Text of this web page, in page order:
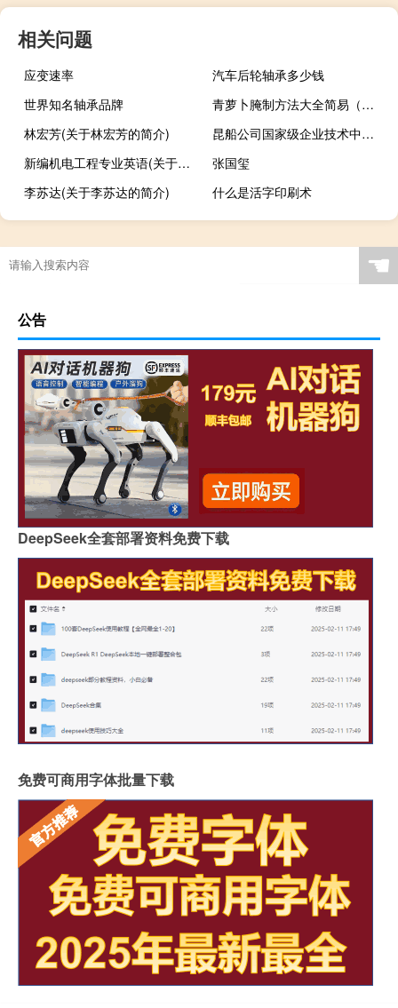
相关问题
应变速率
汽车后轮轴承多少钱
世界知名轴承品牌
青萝卜腌制方法大全简易（青萝卜腌制方法）
林宏芳(关于林宏芳的简介)
昆船公司国家级企业技术中心(关于昆船公司国家级企业技术中心的简介)
新编机电工程专业英语(关于新编机电工程专业英语的简介)
张国玺
李苏达(关于李苏达的简介)
什么是活字印刷术
☚
公告
DeepSeek全套部署资料免费下载
免费可商用字体批量下载